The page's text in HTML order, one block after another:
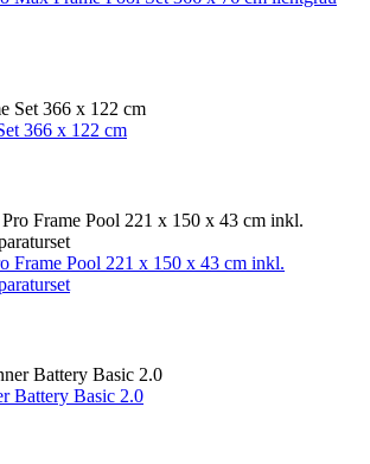
366 x 122 cm
Frame Pool 221 x 150 x 43 cm inkl.
Battery Basic 2.0